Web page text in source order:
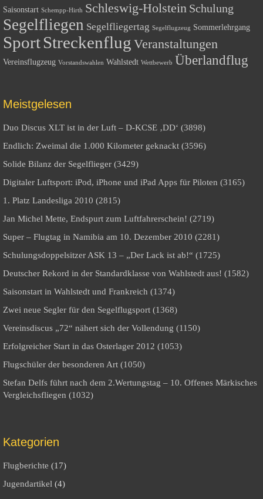
Saisonstart Schempp-Hirth Schleswig-Holstein Schulung
Segelfliegen Segelfliegertag Segelflugzeug Sommerlehrgang
SportStreckenflug Veranstaltungen
Vereinsflugzeug Vorstandswahlen Wahlstedt Wettbewerb Überlandflug
Meistgelesen
Duo Discus XLT ist in der Luft – D-KCSE ‚DD‘ (3898)
Endlich: Zweimal die 1.000 Kilometer geknackt (3596)
Solide Bilanz der Segelflieger (3429)
Digitaler Luftsport: iPod, iPhone und iPad Apps für Piloten (3165)
1. Platz Landesliga 2010 (2815)
Jan Michel Mette, Endspurt zum Luftfahrerschein! (2719)
Super – Flugtag in Namibia am 10. Dezember 2010 (2281)
Schulungsdoppelsitzer ASK 13 – „Der Lack ist ab!“ (1725)
Deutscher Rekord in der Standardklasse von Wahlstedt aus! (1582)
Saisonstart in Wahlstedt und Frankreich (1374)
Zwei neue Segler für den Segelflugsport (1368)
Vereinsdiscus „72“ nähert sich der Vollendung (1150)
Erfolgreicher Start in das Osterlager 2012 (1053)
Flugschüler der besonderen Art (1050)
Stefan Delfs führt nach dem 2.Wertungstag – 10. Offenes Märkisches
Vergleichsfliegen (1032)
Kategorien
Flugberichte (17)
Jugendartikel (4)